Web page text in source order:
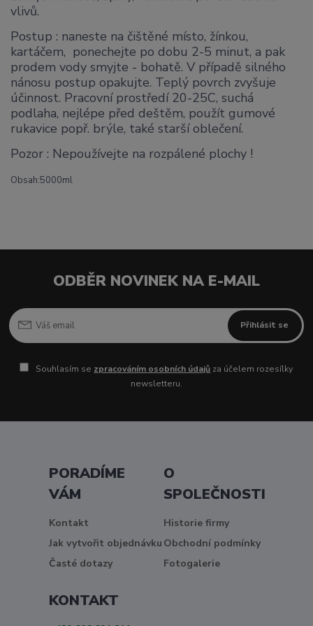
vlivů.
Postup : naneste na čištěné místo, žínkou,
kartáčem, ponechejte po dobu 2-5 minut, a pak
prodem vody smyjte - bohatě. V případě silného
nánosu postup opakujte. Teplý povrch zvyšuje
účinnost. Pracovní prostředí 20-25C, suchá
podlaha, nejlépe před deštěm, použít gumové
rukavice popř. brýle, také starší oblečení.
Pozor : Nepoužívejte na rozpálené plochy !
Obsah:5000ml
ODBĚR NOVINEK NA E-MAIL
Přihlásit se
Souhlasím se zpracováním osobních údajů za účelem rozesílky
newsletteru.
PORADÍME
VÁM
Kontakt
Jak vytvořit objednávku
Časté dotazy
O
SPOLEČNOSTI
Historie firmy
Obchodní podmínky
Fotogalerie
KONTAKT